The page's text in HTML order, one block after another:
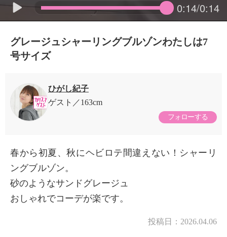
0:14/0:14
グレージュシャーリングブルゾンわたしは7
号サイズ
ひがし紀子
ゲスト
163cm
フォローする
春から初夏、秋にヘビロテ間違えない！シャーリ
ングブルゾン。
砂のようなサンドグレージュ
おしゃれでコーデが楽です。
投稿日： 2026.04.06